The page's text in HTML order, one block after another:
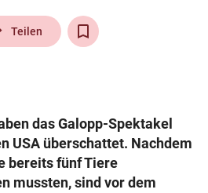
arrow_right
Teilen
das Galopp-Spektakel
USA überschattet. Nachdem
bereits fünf Tiere
mussten, sind vor dem